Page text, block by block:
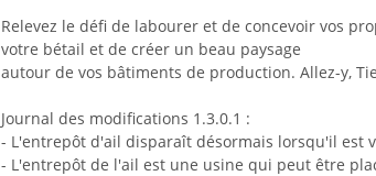
Relevez le défi de labourer et de concevoir vos
votre bétail et de créer un beau paysage
autour de vos bâtiments de production. Allez-y,
Journal des modifications 1.3.0.1 :
- L'entrepôt d'ail disparaît désormais lorsqu'il est
- L'entrepôt de l'ail est une usine qui peut être